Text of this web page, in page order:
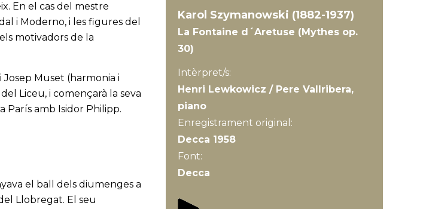
En el cas del mestre
i Moderno, i les figures del
motivadors de la
Muset (harmonia i
Liceu, i començarà la seva
París amb Isidor Philipp.
el ball dels diumenges a
Llobregat. El seu
Karol Szymanowski (1882-1937)
La Fontaine d´Aretuse (Mythes op.
30)
Intèrpret/s:
Henri Lewkowicz / Pere Vallribera,
piano
Enregistrament original:
Decca 1958
Font:
Decca